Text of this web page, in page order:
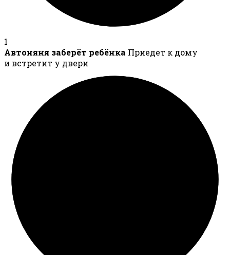
1
Автоняня заберёт ребёнка Приедет к дому
и встретит у двери